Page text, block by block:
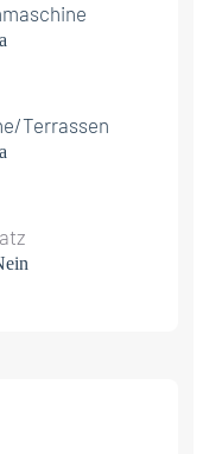
Terrassen